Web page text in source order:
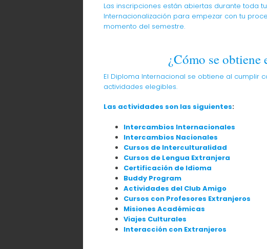
Las inscripciones están abiertas durante toda
Internacionalización para empezar con tu
momento del semestre.
¿Cómo se
El Diploma Internacional se obtiene al cumplir
actividades elegibles.
Las actividades son las siguientes:
Intercambios Internacionales
Intercambios Nacionales
Cursos de Interculturalidad
Cursos de Lengua Extranjera
Certificación de Idioma
Buddy Program
Actividades del Club Amigo
Cursos con Profesores Extranjeros
Misiones Académicas
Viajes Culturales
Interacción con Extranjeros